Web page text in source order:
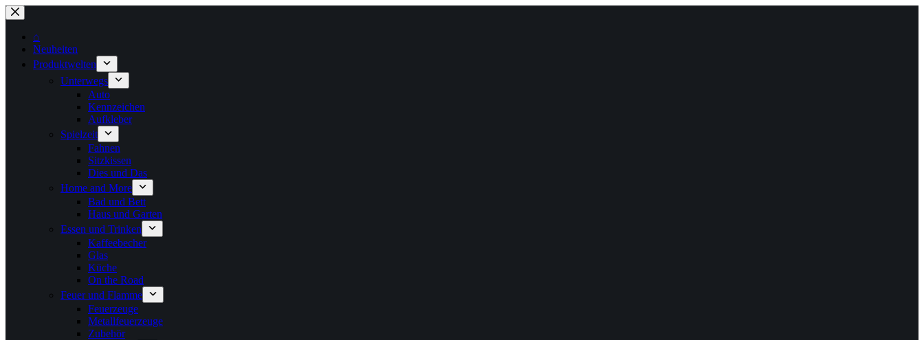
Zum
Inhalt
springen
⌂
Neuheiten
Produktwelten
Unterwegs
Auto
Kennzeichen
Aufkleber
Spielzeit
Fahnen
Sitzkissen
Dies und Das
Home and More
Bad und Bett
Haus und Garten
Essen und Trinken
Kaffeebecher
Glas
Küche
On the Road
Feuer und Flamme
Feuerzeuge
Metallfeuerzeuge
Zubehör